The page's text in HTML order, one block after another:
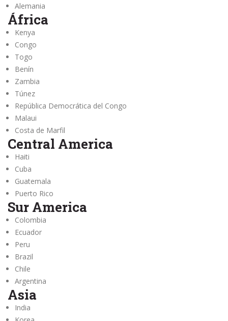
Alemania
África
Kenya
Congo
Togo
Benín
Zambia
Túnez
República Democrática del Congo
Malaui
Costa de Marfil
Central America
Haiti
Cuba
Guatemala
Puerto Rico
Sur America
Colombia
Ecuador
Peru
Brazil
Chile
Argentina
Asia
India